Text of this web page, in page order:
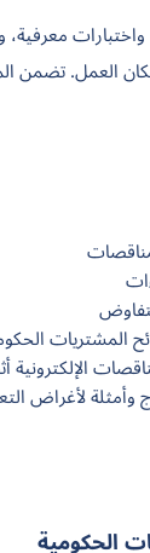
العمل. تضمن
المشتريات
الإلكترونية
وأمثلة لأغراض
الحكومية